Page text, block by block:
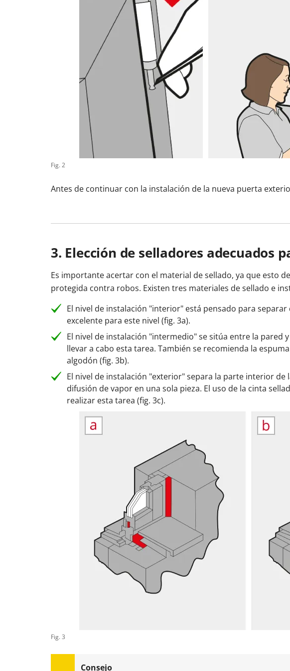
Fig. 2
Antes de continuar con la instalación de la nueva puerta
3. Elección de selladores adecuados
Es importante acertar con el material de sellado, ya que esto
protegida contra robos. Existen tres materiales de sellado e
El nivel de instalación "interior" está pensado para
excelente para este nivel (fig. 3a).
El nivel de instalación "intermedio" se sitúa entre la pared
llevar a cabo esta tarea. También se recomienda la
algodón (fig. 3b).
El nivel de instalación "exterior" separa la parte interior
difusión de vapor en una sola pieza. El uso de la cinta
realizar esta tarea (fig. 3c).
Fig. 3